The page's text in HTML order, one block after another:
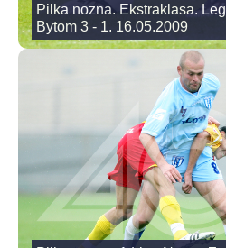
Pilka nozna. Ekstraklasa.
Bytom 3 - 1. 16.05.2009